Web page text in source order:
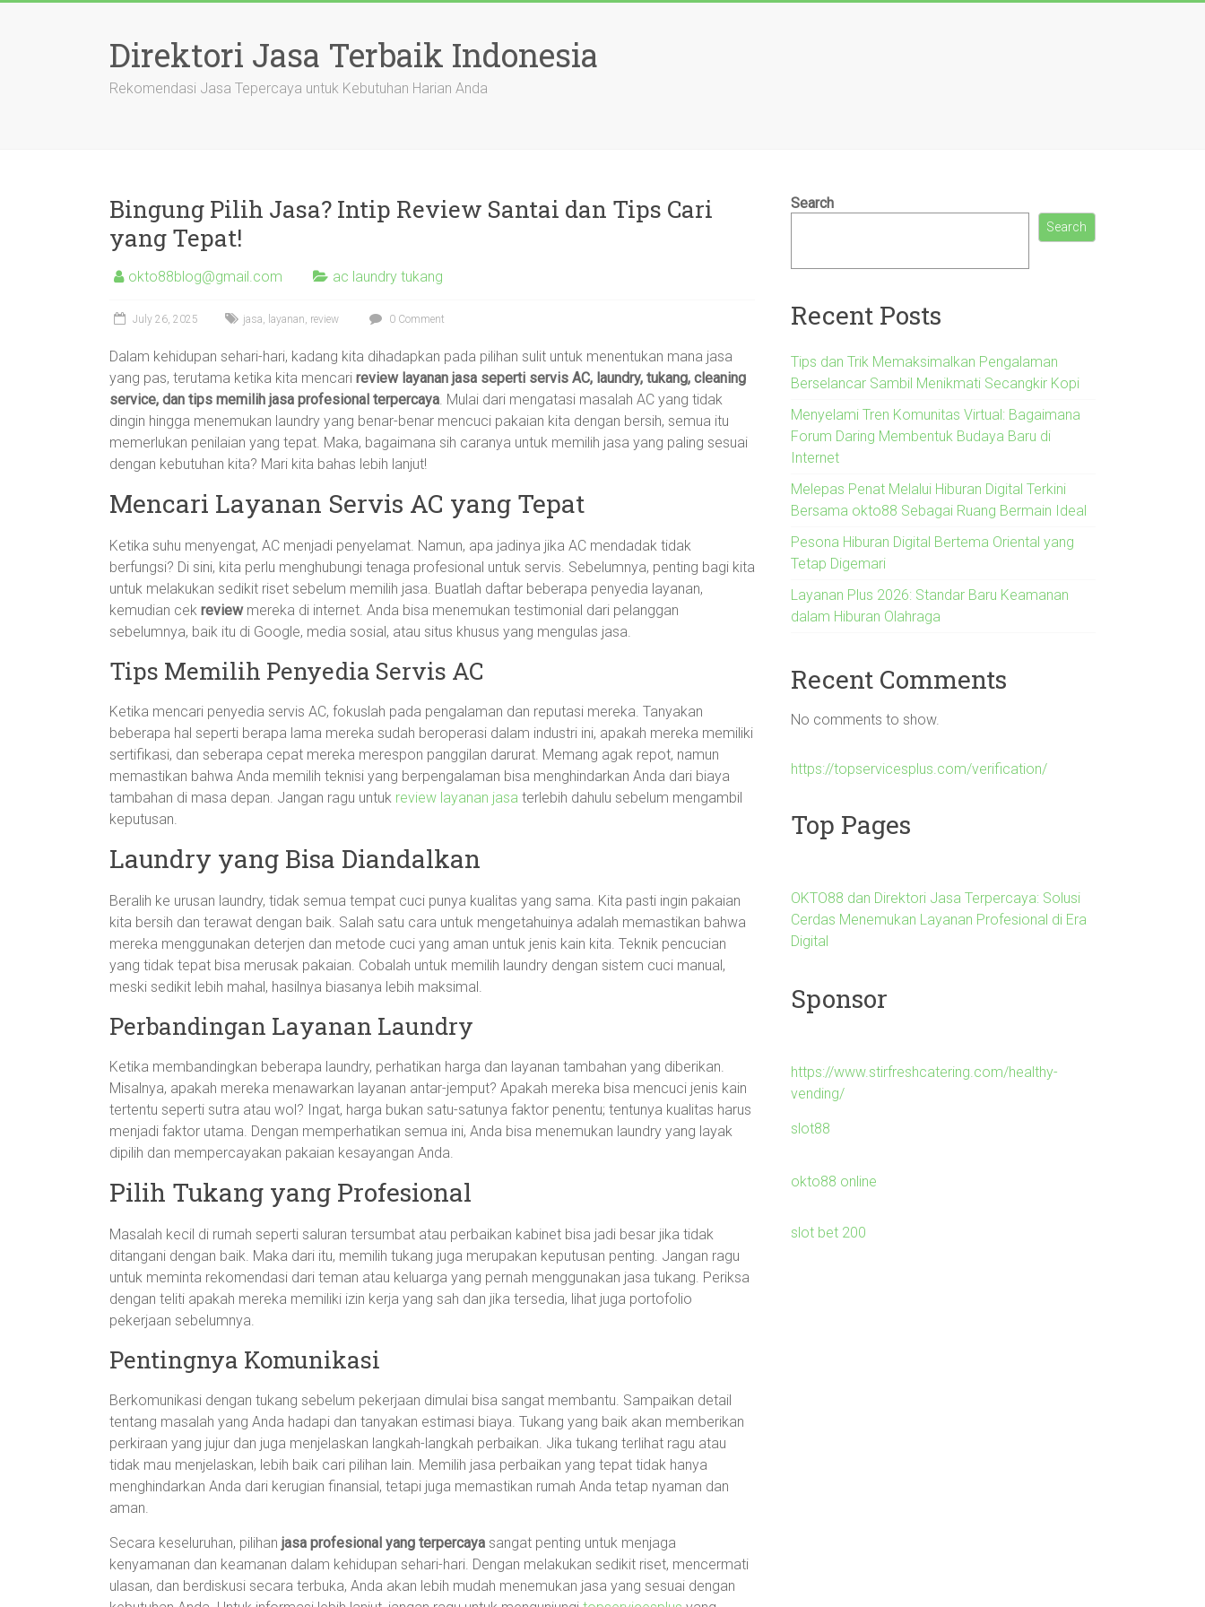
Direktori Jasa Terbaik Indonesia
Rekomendasi Jasa Tepercaya untuk Kebutuhan Harian Anda
Bingung Pilih Jasa? Intip Review Santai dan Tips Cari
yang Tepat!
okto88blog@gmail.com ac laundry tukang
July 26, 2025 jasa, layanan, review 0 Comment
Dalam kehidupan sehari-hari, kadang kita dihadapkan pada pilihan sulit untuk menentukan mana jasa
yang pas, terutama ketika kita mencari review layanan jasa seperti servis AC, laundry, tukang, cleaning
service, dan tips memilih jasa profesional terpercaya. Mulai dari mengatasi masalah AC yang tidak
dingin hingga menemukan laundry yang benar-benar mencuci pakaian kita dengan bersih, semua itu
memerlukan penilaian yang tepat. Maka, bagaimana sih caranya untuk memilih jasa yang paling sesuai
dengan kebutuhan kita? Mari kita bahas lebih lanjut!
Mencari Layanan Servis AC yang Tepat
Ketika suhu menyengat, AC menjadi penyelamat. Namun, apa jadinya jika AC mendadak tidak
berfungsi? Di sini, kita perlu menghubungi tenaga profesional untuk servis. Sebelumnya, penting bagi kita
untuk melakukan sedikit riset sebelum memilih jasa. Buatlah daftar beberapa penyedia layanan,
kemudian cek reviewmereka di internet. Anda bisa menemukan testimonial dari pelanggan
sebelumnya, baik itu di Google, media sosial, atau situs khusus yang mengulas jasa.
Tips Memilih Penyedia Servis AC
Ketika mencari penyedia servis AC, fokuslah pada pengalaman dan reputasi mereka. Tanyakan
beberapa hal seperti berapa lama mereka sudah beroperasi dalam industri ini, apakah mereka memiliki
sertifikasi, dan seberapa cepat mereka merespon panggilan darurat. Memang agak repot, namun
memastikan bahwa Anda memilih teknisi yang berpengalaman bisa menghindarkan Anda dari biaya
tambahan di masa depan. Jangan ragu untuk review layanan jasa terlebih dahulu sebelum mengambil
keputusan.
Laundry yang Bisa Diandalkan
Beralih ke urusan laundry, tidak semua tempat cuci punya kualitas yang sama. Kita pasti ingin pakaian
kita bersih dan terawat dengan baik. Salah satu cara untuk mengetahuinya adalah memastikan bahwa
mereka menggunakan deterjen dan metode cuci yang aman untuk jenis kain kita. Teknik pencucian
yang tidak tepat bisa merusak pakaian. Cobalah untuk memilih laundry dengan sistem cuci manual,
meski sedikit lebih mahal, hasilnya biasanya lebih maksimal.
Perbandingan Layanan Laundry
Ketika membandingkan beberapa laundry, perhatikan harga dan layanan tambahan yang diberikan.
Misalnya, apakah mereka menawarkan layanan antar-jemput? Apakah mereka bisa mencuci jenis kain
tertentu seperti sutra atau wol? Ingat, harga bukan satu-satunya faktor penentu; tentunya kualitas harus
menjadi faktor utama. Dengan memperhatikan semua ini, Anda bisa menemukan laundry yang layak
dipilih dan mempercayakan pakaian kesayangan Anda.
Pilih Tukang yang Profesional
Masalah kecil di rumah seperti saluran tersumbat atau perbaikan kabinet bisa jadi besar jika tidak
ditangani dengan baik. Maka dari itu, memilih tukang juga merupakan keputusan penting. Jangan ragu
untuk meminta rekomendasi dari teman atau keluarga yang pernah menggunakan jasa tukang. Periksa
dengan teliti apakah mereka memiliki izin kerja yang sah dan jika tersedia, lihat juga portofolio
pekerjaan sebelumnya.
Pentingnya Komunikasi
Berkomunikasi dengan tukang sebelum pekerjaan dimulai bisa sangat membantu. Sampaikan detail
tentang masalah yang Anda hadapi dan tanyakan estimasi biaya. Tukang yang baik akan memberikan
perkiraan yang jujur dan juga menjelaskan langkah-langkah perbaikan. Jika tukang terlihat ragu atau
tidak mau menjelaskan, lebih baik cari pilihan lain. Memilih jasa perbaikan yang tepat tidak hanya
menghindarkan Anda dari kerugian finansial, tetapi juga memastikan rumah Anda tetap nyaman dan
aman.
Secara keseluruhan, pilihan jasa profesional yang terpercaya sangat penting untuk menjaga
kenyamanan dan keamanan dalam kehidupan sehari-hari. Dengan melakukan sedikit riset, mencermati
ulasan, dan berdiskusi secara terbuka, Anda akan lebih mudah menemukan jasa yang sesuai dengan
Search
Search
Recent Posts
Tips dan Trik Memaksimalkan Pengalaman
Berselancar Sambil Menikmati Secangkir Kopi
Menyelami Tren Komunitas Virtual: Bagaimana
Forum Daring Membentuk Budaya Baru di
Internet
Melepas Penat Melalui Hiburan Digital Terkini
Bersama okto88 Sebagai Ruang Bermain Ideal
Pesona Hiburan Digital Bertema Oriental yang
Tetap Digemari
Layanan Plus 2026: Standar Baru Keamanan
dalam Hiburan Olahraga
Recent Comments
No comments to show.
https://topservicesplus.com/verification/
Top Pages
OKTO88 dan Direktori Jasa Terpercaya: Solusi
Cerdas Menemukan Layanan Profesional di Era
Digital
Sponsor
https://www.stirfreshcatering.com/healthy-
vending/
slot88
okto88 online
slot bet 200